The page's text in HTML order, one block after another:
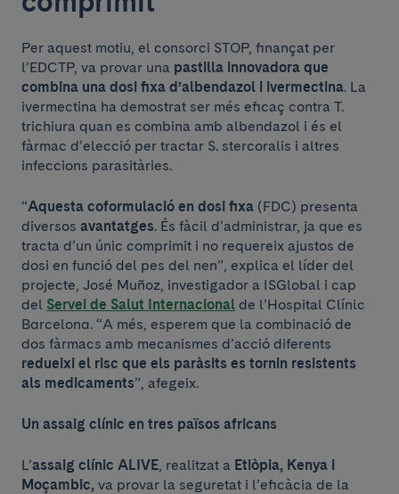
Per aquest motiu, el consorci STOP, finançat per
l’EDCTP, va provar una pastilla innovadora que
combina una dosi fixa d’albendazol i ivermectina. La
ivermectina ha demostrat ser més eficaç contra T.
trichiura quan es combina amb albendazol i és el
fàrmac d’elecció per tractar S. stercoralis i altres
infeccions parasitàries.
“Aquesta coformulació en dosi fixa (FDC) presenta
diversos avantatges. És fàcil d’administrar, ja que es
tracta d’un únic comprimit i no requereix ajustos de
dosi en funció del pes del nen”, explica el líder del
projecte, José Muñoz, investigador a ISGlobal i cap
del Servei de Salut Internacional de l’Hospital Clínic
Barcelona. “A més, esperem que la combinació de
dos fàrmacs amb mecanismes d’acció diferents
redueixi el risc que els paràsits es tornin resistents
als medicaments”, afegeix.
Un assaig clínic en tres països africans
L’assaig clínic ALIVE, realitzat a Etiòpia, Kenya i
Moçambic, va provar la seguretat i l’eficàcia de la